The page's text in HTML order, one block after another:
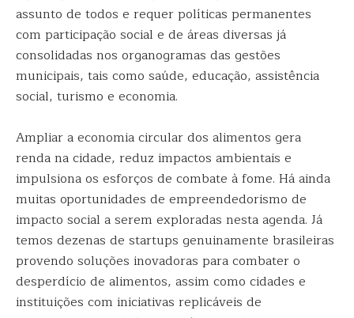
assunto de todos e requer políticas permanentes
com participação social e de áreas diversas já
consolidadas nos organogramas das gestões
municipais, tais como saúde, educação, assistência
social, turismo e economia.
Ampliar a economia circular dos alimentos gera
renda na cidade, reduz impactos ambientais e
impulsiona os esforços de combate à fome. Há ainda
muitas oportunidades de empreendedorismo de
impacto social a serem exploradas nesta agenda. Já
temos dezenas de startups genuinamente brasileiras
provendo soluções inovadoras para combater o
desperdício de alimentos, assim como cidades e
instituições com iniciativas replicáveis de